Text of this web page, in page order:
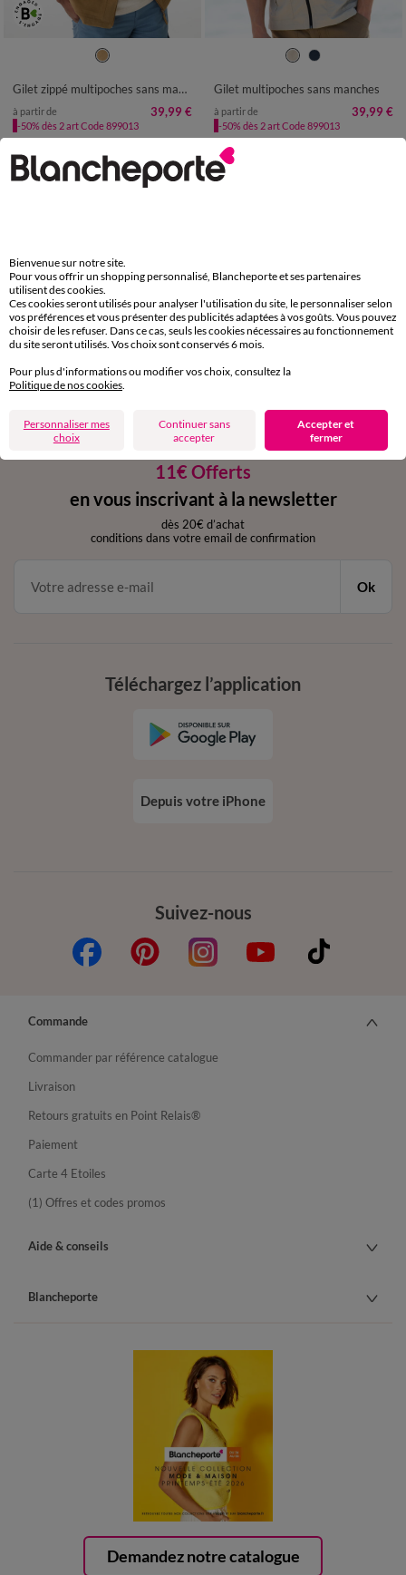
XXL 3XL
Gilet zippé multipoches sans manches en toile ripstop
à partir de 39,99 €
-50% dès 2 art Code 899013
XXL 3XL
Gilet multipoches sans manches
à partir de 39,99 €
-50% dès 2 art Code 899013
Paiement 100% sécurisé
domicile, relais, consignes automatiques
Retours gratuits
sous 30 jours avec Mondial Relay uniquement
Service clients
par chat et par téléphone
11€ Offerts
en vous inscrivant à la newsletter
dès 20€ d’achat
conditions dans votre email de confirmation
Ok
Suivez-nous
Téléchargez l’application
Depuis votre iPhone
Demandez notre catalogue
Commande
Commander par référence catalogue
Livraison
Retours gratuits en Point Relais®
Paiement
Carte 4 Etoiles
(1) Offres et codes promos
Aide & conseils
Blancheporte
Bienvenue sur notre site.
Pour vous offrir un shopping personnalisé, Blancheporte et ses partenaires
utilisent des cookies.
Ces cookies seront utilisés pour analyser l'utilisation du site, le personnaliser selon
vos préférences et vous présenter des publicités adaptées à vos goûts. Vous pouvez
choisir de les refuser. Dans ce cas, seuls les cookies nécessaires au fonctionnement
du site seront utilisés. Vos choix sont conservés 6 mois.
Pour plus d'informations ou modifier vos choix, consultez la
Politique de nos cookies.
Personnaliser mes
choix
Continuer sans
accepter
Accepter et
fermer